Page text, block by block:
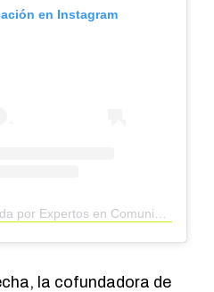
en Instagram
la cofundadora de